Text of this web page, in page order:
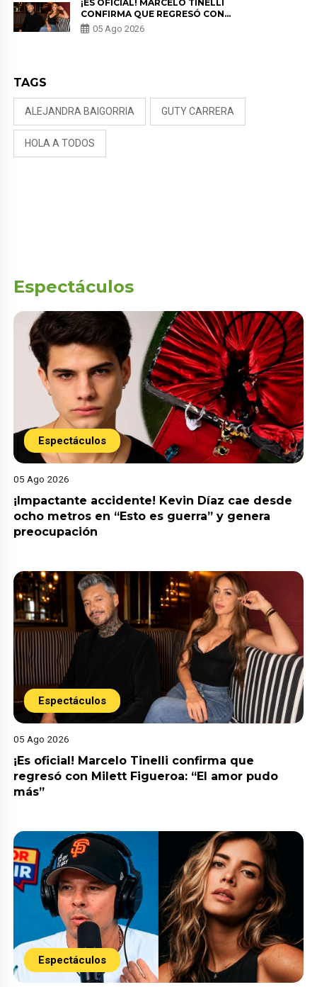
¡ES OFICIAL! MARCELO TINELLI
CONFIRMA QUE REGRESÓ CON
MILETT FIGUEROA: “EL AMOR
PUDO MÁS”
05 Ago 2026
TAGS
ALEJANDRA BAIGORRIA GUTY CARRERA
HOLA A TODOS
Espectáculos
Espectáculos
05 Ago 2026
¡Impactante accidente! Kevin Díaz cae desde
ocho metros en “Esto es guerra” y genera
preocupación
Espectáculos
05 Ago 2026
¡Es oficial! Marcelo Tinelli confirma que
regresó con Milett Figueroa: “El amor pudo
más”
Espectáculos